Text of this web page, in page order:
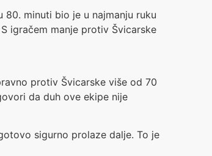
minuti bio je u najmanju ruku
igračem manje protiv Švicarske
protiv Švicarske više od 70
da duh ove ekipe nije
sigurno prolaze dalje. To je